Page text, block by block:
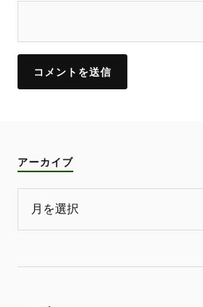
アーカイブ